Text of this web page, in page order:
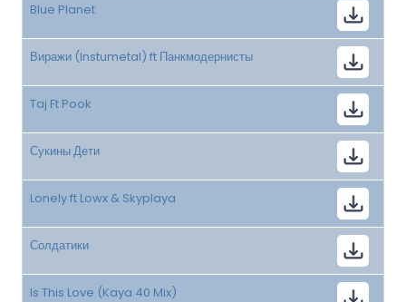
Blue Planet
Виражи (Instumetal) ft Панкмодернисты
Taj Ft Pook
Сукины Дети
Lonely ft Lowx & Skyplaya
Солдатики
Is This Love (Kaya 40 Mix)